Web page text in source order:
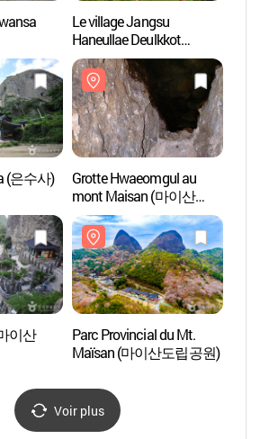
Le village Jangsu
Haneullae Deulkkot
(하늘내들꽃마을)
(은수사)
Grotte Hwaeomgul au
mont Maisan (마이산
화엄굴)
이산
Parc Provincial du Mt.
Maïsan (마이산도립공원)
Voir plus